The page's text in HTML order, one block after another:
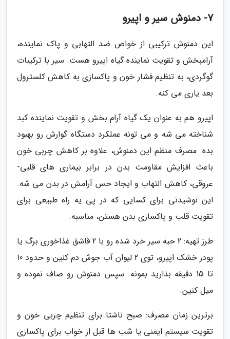
7- دمنوش سیر و اپیرو
این دمنوش ترکیبی از خواص ضد التهابی و پاک نماینده،
آرامبخش و تقویت نماینده گیاه اپیرو هست. سیر با ترکیبات
گوگردی، به تنظیم فشار خون و پاکسازی به کاهش کلسترول
بعد یاری می کنه.
اپیرو هم به عنوان یک گیاه آرام بخش و تقویت نماینده کبد
شناخته می شه و می تونه عملکرد دستگاه گوارش رو بهبود
بده. مصرف منظم این دمنوش، علاوه بر کاهش چربی خون
باعث افزایش مقاومت بدن در برابر بیماری های قلبی-
عروقی، کاهش التهاب و ایجاد حس آرامش در بدن می شه.
این نوشیدنی برای کسایی که در پی یه راه طبیعی برای
تقویت قلب و پاکسازی بدن هستن، مناسبه.
طرز تهیه: 2 حبه سیر خرد شده رو با 2 قاشق غذاخوری برگ یا
پودر خشک اپیرو، توی 2 لیوان آب جوش دم کنین و حدود 10
تا 15 دقیقه بذارید بمونه. سپس دمنوش رو صاف نموده و
میل کنین.
برترین زمان مصرف: صبح ناشتا برای تنظیم چربی خون و
تقویت سیستم ایمنی یا شب ها قبل از خواب برای پاکسازی